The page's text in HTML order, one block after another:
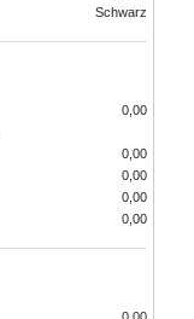
Schwarz
0,00
0,00
0,00
0,00
0,00